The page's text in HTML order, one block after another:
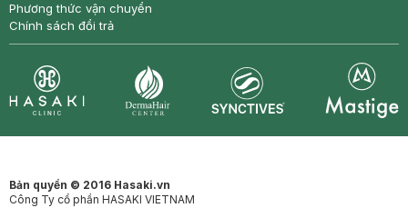
Phương thức vận chuyển
Chính sách đổi trả
Bản quyền © 2016 Hasaki.vn
Công Ty cổ phần HASAKI VIETNAM